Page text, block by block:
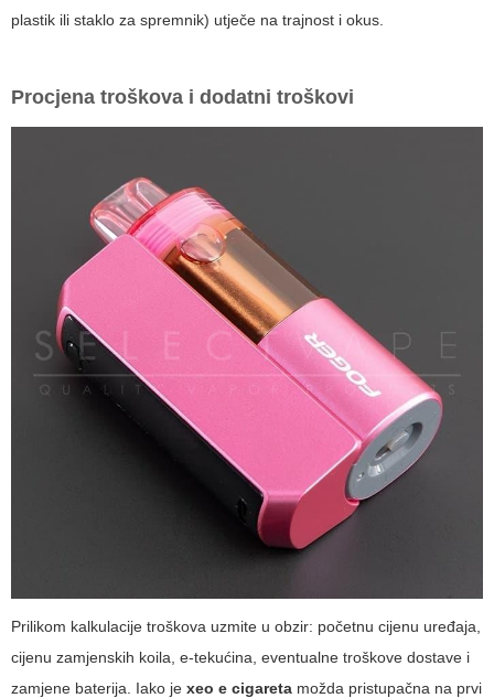
plastik ili staklo za spremnik) utječe na trajnost i okus.
Procjena troškova i dodatni troškovi
Prilikom kalkulacije troškova uzmite u obzir: početnu cijenu uređaja,
cijenu zamjenskih koila, e-tekućina, eventualne troškove dostave i
zamjene baterija. Iako je xeo e cigareta možda pristupačna na prvi